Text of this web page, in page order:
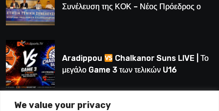
We value your privacy
Συνέλευση της ΚΟΚ – Νέος Πρόεδρος ο
Aradippou
Chalkanor Suns LIVE | Το
μεγάλο Game 3 των τελικών U16